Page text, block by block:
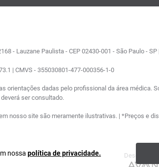
nossa política de privacidade.
- Lauzane Paulista - CEP 02430-001 - São Paulo -
| CMVS - 355030801-477-000356-1-0
orientações dadas pelo profissional da área médica.
ser consultado.
nosso site são meramente ilustrativas. | *Preços e